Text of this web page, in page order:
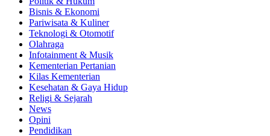
Bisnis & Ekonomi
Pariwisata & Kuliner
Teknologi & Otomotif
Olahraga
Infotainment & Musik
Kementerian Pertanian
Kilas Kementerian
Kesehatan & Gaya Hidup
Religi & Sejarah
News
Opini
Pendidikan